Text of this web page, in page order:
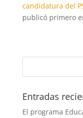
candidatura del
publicó primero
Entradas
El programa